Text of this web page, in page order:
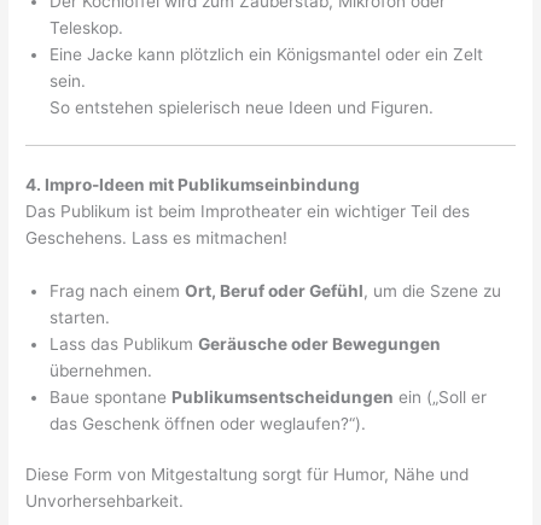
Teleskop.
Eine Jacke kann plötzlich ein Königsmantel oder ein Zelt
sein.
So entstehen spielerisch neue Ideen und Figuren.
4. Impro-Ideen mit Publikumseinbindung
Das Publikum ist beim Improtheater ein wichtiger Teil des
Geschehens. Lass es mitmachen!
Frag nach einemOrt, Beruf oder Gefühl, um die Szene zu
starten.
Lass das PublikumGeräusche oder Bewegungen
übernehmen.
Baue spontane Publikumsentscheidungen ein („Soll er
das Geschenk öffnen oder weglaufen?“).
Diese Form von Mitgestaltung sorgt für Humor, Nähe und
Unvorhersehbarkeit.